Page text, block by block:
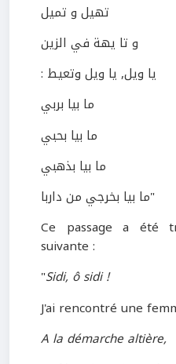
تهيل و تميل
و تا يهة في الزين
: يا ويل, يا ويل وتعيط
ما بيا بربي
ما بيا بحبي
ما بيا بذهبي
ما بيا بخرجي من داربا"
Ce passage a été
suivante :
"Sidi, ô sidi !
J'ai rencontré une
A la démarche altière,